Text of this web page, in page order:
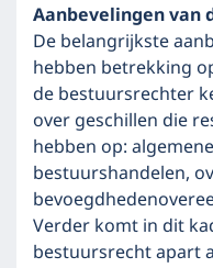
Aanbevelingen van
De belangrijkste
hebben betrekking
de bestuursrechter
over geschillen die
hebben op:
bestuurshandelen,
Verder komt in dit
bestuursrecht apart